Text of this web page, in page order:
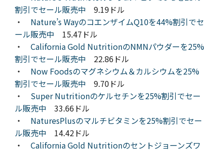
割引でセール販売中 9.19ドル
・ Nature’s WayのコエンザイムQ10を44%割引でセ
ール販売中 15.47ドル
・ California Gold NutritionのNMNパウダーを25%
割引でセール販売中 22.86ドル
・ Now Foodsのマグネシウム＆カルシウムを25%
割引でセール販売中 9.70ドル
・ Super Nutritionのケルセチンを25%割引でセー
ル販売中 33.66ドル
・ NaturesPlusのマルチビタミンを25%割引でセー
ル販売中 14.42ドル
・ California Gold Nutritionのセントジョーンズワ